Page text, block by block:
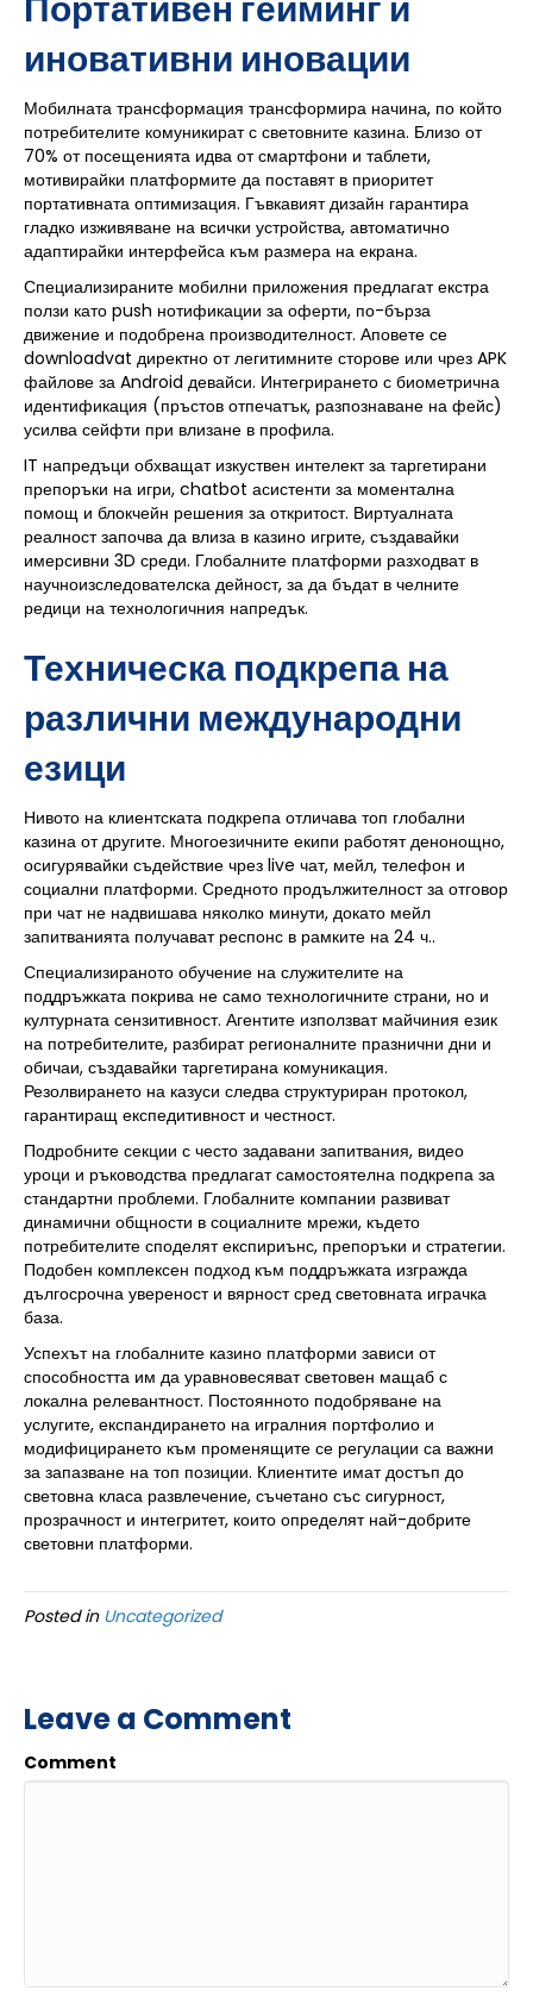
иновативни иновации
Мобилната трансформация трансформира начина, по който
потребителите комуникират с световните казина. Близо от
70% от посещенията идва от смартфони и таблети,
мотивирайки платформите да поставят в приоритет
портативната оптимизация. Гъвкавият дизайн гарантира
гладко изживяване на всички устройства, автоматично
адаптирайки интерфейса към размера на екрана.
Специализираните мобилни приложения предлагат екстра
ползи като push нотификации за оферти, по-бърза
движение и подобрена производителност. Аповете се
downloadvat директно от легитимните сторове или чрез APK
файлове за Android девайси. Интегрирането с биометрична
идентификация (пръстов отпечатък, разпознаване на фейс)
усилва сейфти при влизане в профила.
IT напредъци обхващат изкуствен интелект за таргетирани
препоръки на игри, chatbot асистенти за моментална
помощ и блокчейн решения за откритост. Виртуалната
реалност започва да влиза в казино игрите, създавайки
имерсивни 3D среди. Глобалните платформи разходват в
научноизследователска дейност, за да бъдат в челните
редици на технологичния напредък.
Техническа подкрепа на
различни международни
езици
Нивото на клиентската подкрепа отличава топ глобални
казина от другите. Многоезичните екипи работят денонощно,
осигурявайки съдействие чрез live чат, мейл, телефон и
социални платформи. Средното продължителност за отговор
при чат не надвишава няколко минути, докато мейл
запитванията получават респонс в рамките на 24 ч..
Специализираното обучение на служителите на
поддръжката покрива не само технологичните страни, но и
културната сензитивност. Агентите използват майчиния език
на потребителите, разбират регионалните празнични дни и
обичаи, създавайки таргетирана комуникация.
Резолвирането на казуси следва структуриран протокол,
гарантиращ експедитивност и честност.
Подробните секции с често задавани запитвания, видео
уроци и ръководства предлагат самостоятелна подкрепа за
стандартни проблеми. Глобалните компании развиват
динамични общности в социалните мрежи, където
потребителите споделят експириънс, препоръки и стратегии.
Подобен комплексен подход към поддръжката изгражда
дългосрочна увереност и вярност сред световната играчка
база.
Успехът на глобалните казино платформи зависи от
способността им да уравновесяват световен мащаб с
локална релевантност. Постоянното подобряване на
услугите, експандирането на игралния портфолио и
модифицирането към променящите се регулации са важни
за запазване на топ позиции. Клиентите имат достъп до
световна класа развлечение, съчетано със сигурност,
прозрачност и интегритет, които определят най-добрите
световни платформи.
Posted in Uncategorized
Leave a Comment
Comment